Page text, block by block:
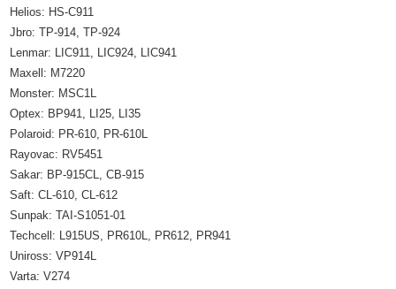
Helios: HS-C911
Jbro: TP-914, TP-924
Lenmar: LIC911, LIC924, LIC941
Maxell: M7220
Monster: MSC1L
Optex: BP941, LI25, LI35
Polaroid: PR-610, PR-610L
Rayovac: RV5451
Sakar: BP-915CL, CB-915
Saft: CL-610, CL-612
Sunpak: TAI-S1051-01
Techcell: L915US, PR610L, PR612, PR941
Uniross: VP914L
Varta: V274